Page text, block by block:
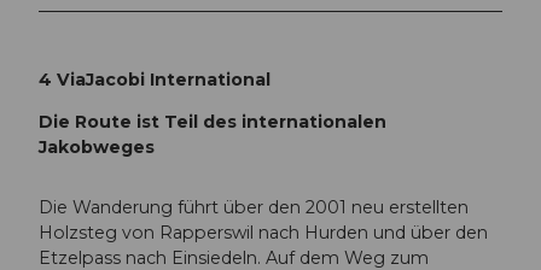
4 ViaJacobi International
Die Route ist Teil des internationalen
Jakobweges
Die Wanderung führt über den 2001 neu erstellten
Holzsteg von Rapperswil nach Hurden und über den
Etzelpass nach Einsiedeln. Auf dem Weg zum